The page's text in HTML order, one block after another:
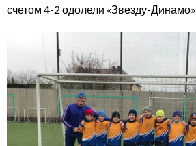
счетом 4-2 одолели «Звезду-Динамо».